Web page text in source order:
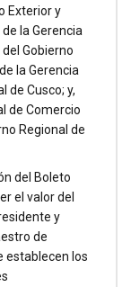
Exterior y
la Gerencia
Gobierno
la Gerencia
de Cusco; y,
de Comercio
Regional de
del Boleto
el valor del
y
de
establecen los